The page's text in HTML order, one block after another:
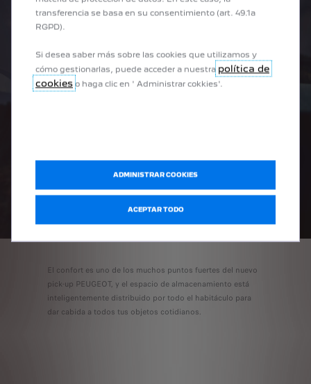
VIDA A BORDO
El confort es uno de los muchos puntos fuertes del nuevo
pick-up PEUGEOT, y el espacio de almacenamiento está
inteligentemente distribuido por todo el habitáculo para
dar cabida a todos tus objetos cotidianos.
transferencia se basa en su consentimiento (art. 49.1a
RGPD).
Si desea saber más sobre las cookies que utilizamos y
cómo gestionarlas, puede acceder a nuestra política de
cookies o haga clic en ' Administrar cokkies'.
ADMINISTRAR COOKIES
ACEPTAR TODO